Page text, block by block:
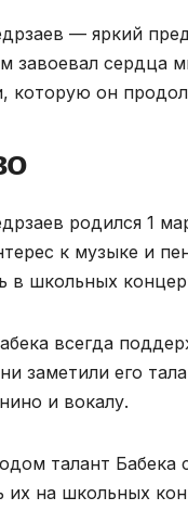
— яркий
завоевал сердца
которую он
родился 1
к музыке и
в школьных
всегда
заметили его
и вокалу.
талант Бабека
их на школьных